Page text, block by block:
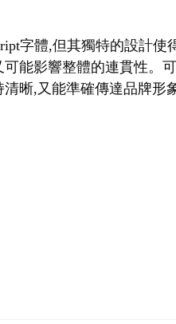
字體,但其獨特的設計使
能影響整體的連貫性。
晰,又能準確傳達品牌形